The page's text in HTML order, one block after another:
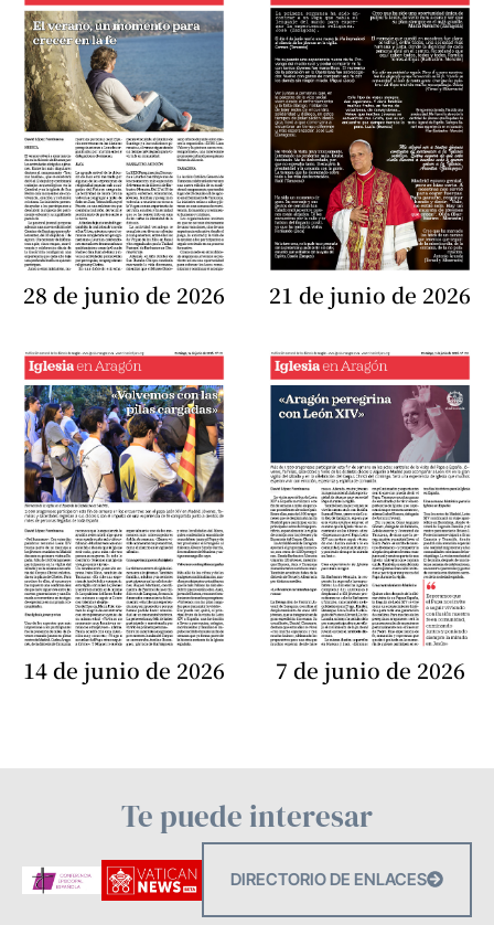
28 de junio de 2026 21 de junio de 2026
14 de junio de 2026 7 de junio de 2026
Te puede interesar
DIRECTORIO DE ENLACES